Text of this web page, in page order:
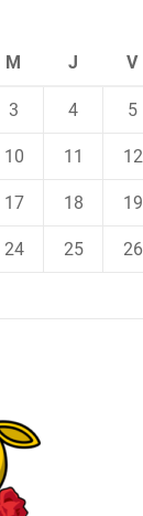
M J V
3 4 5
10 11 12
17 18 19
24 25 26